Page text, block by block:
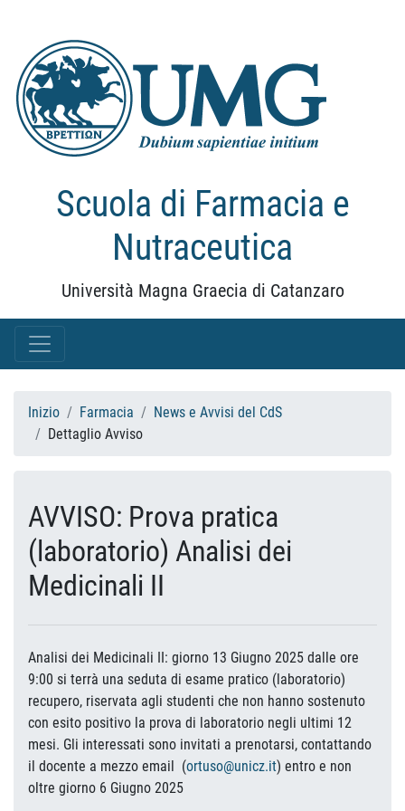
Scuola di Farmacia e
Nutraceutica
Università Magna Graecia di Catanzaro
Inizio Farmacia
News e Avvisi del CdS
Dettaglio Avviso
AVVISO: Prova pratica
(laboratorio) Analisi dei
Medicinali II
Analisi dei Medicinali II: giorno 13 Giugno 2025 dalle ore
9:00 si terrà una seduta di esame pratico (laboratorio)
recupero, riservata agli studenti che non hanno sostenuto
con esito positivo la prova di laboratorio negli ultimi 12
mesi. Gli interessati sono invitati a prenotarsi, contattando
il docente a mezzo email (ortuso@unicz.it) entro e non
oltre giorno 6 Giugno 2025